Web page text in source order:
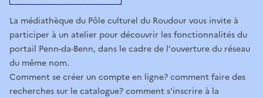
La médiathèque du Pôle culturel du Roudour vous invite à
participer à un atelier pour découvrir les fonctionnalités du
portail Penn-da-Benn, dans le cadre de l'ouverture du réseau
du même nom.
Comment se créer un compte en ligne? comment faire des
recherches sur le catalogue? comment s'inscrire à la